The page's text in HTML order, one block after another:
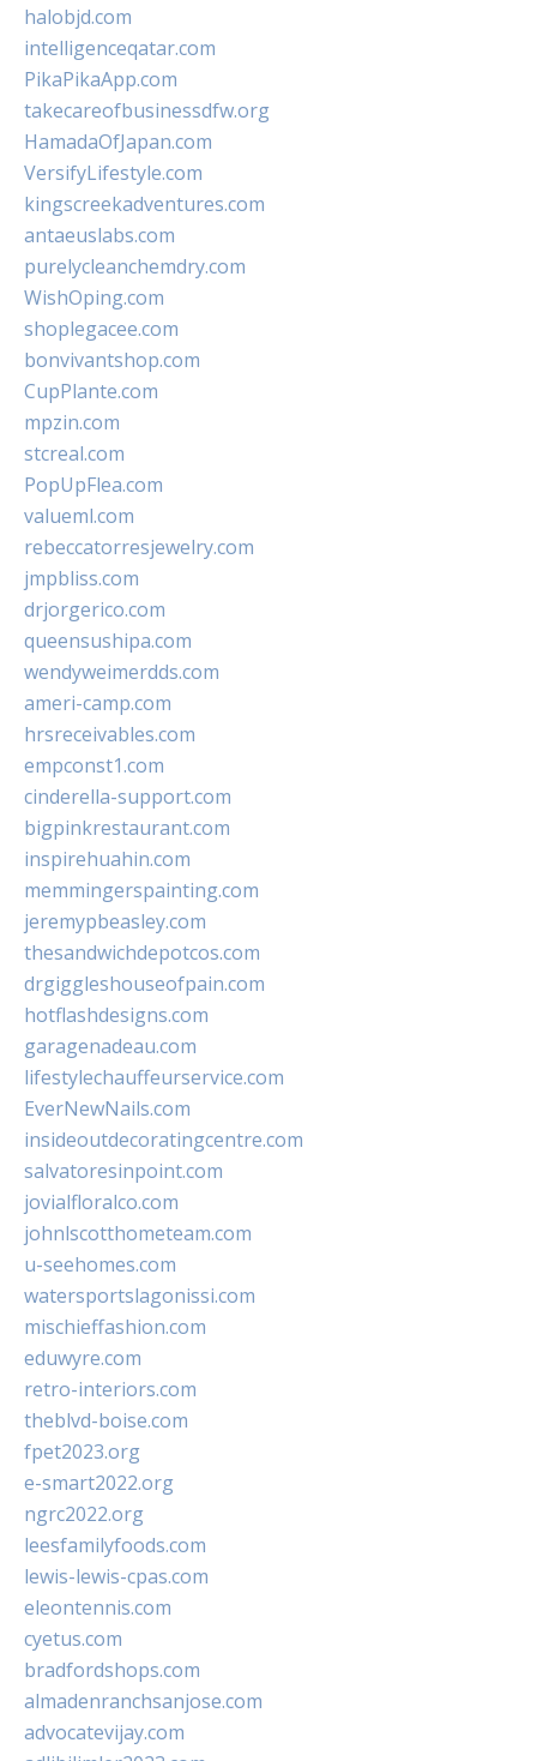
halobjd.com
intelligenceqatar.com
PikaPikaApp.com
takecareofbusinessdfw.org
HamadaOfJapan.com
VersifyLifestyle.com
kingscreekadventures.com
antaeuslabs.com
purelycleanchemdry.com
WishOping.com
shoplegacee.com
bonvivantshop.com
CupPlante.com
mpzin.com
stcreal.com
PopUpFlea.com
valueml.com
rebeccatorresjewelry.com
jmpbliss.com
drjorgerico.com
queensushipa.com
wendyweimerdds.com
ameri-camp.com
hrsreceivables.com
empconst1.com
cinderella-support.com
bigpinkrestaurant.com
inspirehuahin.com
memmingerspainting.com
jeremypbeasley.com
thesandwichdepotcos.com
drgiggleshouseofpain.com
hotflashdesigns.com
garagenadeau.com
lifestylechauffeurservice.com
EverNewNails.com
insideoutdecoratingcentre.com
salvatoresinpoint.com
jovialfloralco.com
johnlscotthometeam.com
u-seehomes.com
watersportslagonissi.com
mischieffashion.com
eduwyre.com
retro-interiors.com
theblvd-boise.com
fpet2023.org
e-smart2022.org
ngrc2022.org
leesfamilyfoods.com
lewis-lewis-cpas.com
eleontennis.com
cyetus.com
bradfordshops.com
almadenranchsanjose.com
advocatevijay.com